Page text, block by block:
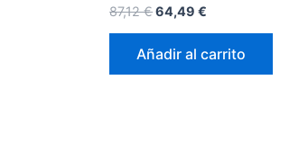
87,12€64,49€
Añadir al carrito